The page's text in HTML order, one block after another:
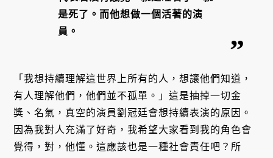
是死了。而他想做一個活著的演
員。
「我想持續理解這世界上所有的人，想讓他們知道，
有人理解他們，他們並不孤單。」這是抽掉一切金
獎、名氣，真空的演員劉冠廷會想持續表演的原因。
因為我對人充滿了好奇，我希望大家看到我的角色會
覺得，對，他懂。這應該也是一種社會責任吧？所